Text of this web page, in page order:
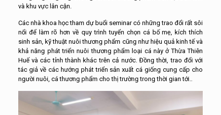
và khu vực lân cận.
Các nhà khoa học tham dự buổi seminar có những trao đổi rất sôi
nổi để làm rõ hơn về quy trình tuyển chọn cá bố mẹ, kích thích
sinh sản, kỹ thuật nuôi thương phẩm cũng như hiệu quả kinh tế và
khả năng phát triển nuôi thương phẩm loại cá này ở Thừa Thiên
Huế và các tỉnh thành khác trên cả nước. Đồng thời, trao đổi với
tác giả về các hướng phát triển sản xuất cá giống cung cấp cho
người nuôi, cá thương phẩm cho thị trường trong thời gian tới..